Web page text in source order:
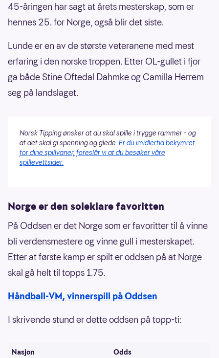
45-åringen har sagt at årets mesterskap, som er
hennes 25. for Norge, også blir det siste.
Lunde er en av de største veteranene med mest
erfaring i den norske troppen. Etter OL-gullet i fjor
ga både Stine Oftedal Dahmke og Camilla Herrem
seg på landslaget.
Norsk Tipping ønsker at du skal spille i trygge rammer - og
at det skal gi spenning og glede. Er du imidlertid bekymret
for dine spillvaner, foreslår vi at du besøker våre
spillevettsider.
Norge er den soleklare favoritten
På Oddsen er det Norge som er favoritter til å vinne
bli verdensmestere og vinne gull i mesterskapet.
Etter at første kamp er spilt er oddsen på at Norge
skal gå helt til topps 1.75.
Håndball-VM, vinnerspill på Oddsen
I skrivende stund er dette oddsen på topp-ti:
Nasjon Odds